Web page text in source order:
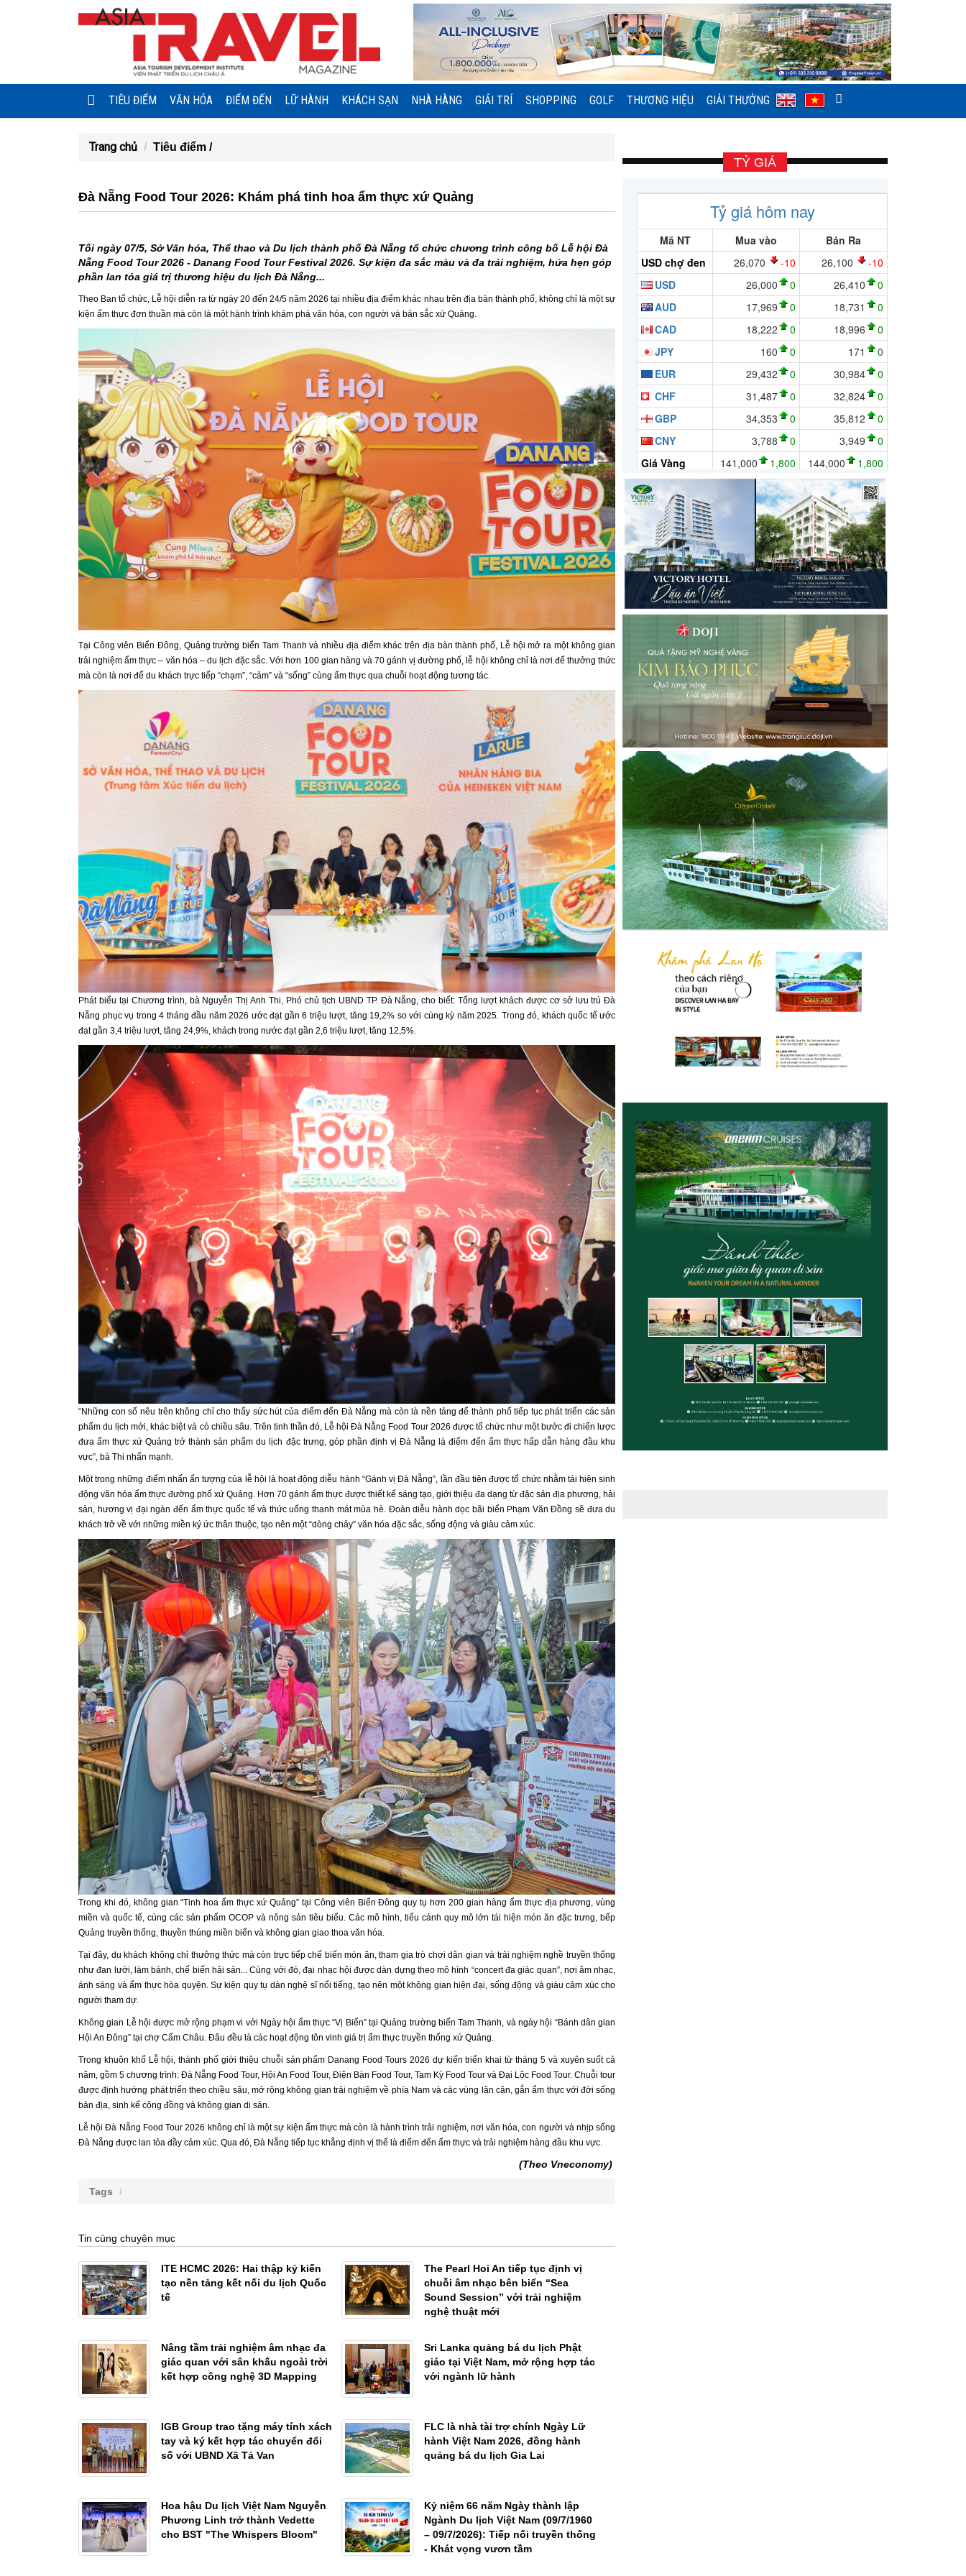
TIÊU ĐIỂM VĂN HÓA ĐIỂM ĐẾN LỮ HÀNH KHÁCH SẠN NHÀ HÀNG GIẢI TRÍ SHOPPING GOLF THƯƠNG HIỆU GIẢI THƯỞNG
Trang chủ Tiêu điểm /
Đà Nẵng Food Tour 2026: Khám phá tinh hoa ẩm thực xứ Quảng
Tối ngày 07/5, Sở Văn hóa, Thể thao và Du lịch thành phố Đà Nẵng tổ chức chương trình công bố Lễ hội Đà
Nẵng Food Tour 2026 - Danang Food Tour Festival 2026. Sự kiện đa sắc màu và đa trải nghiệm, hứa hẹn góp
phần lan tỏa giá trị thương hiệu du lịch Đà Nẵng...
Theo Ban tổ chức, Lễ hội diễn ra từ ngày 20 đến 24/5 năm 2026 tại nhiều địa điểm khác nhau trên địa bàn thành phố, không chỉ là một sự
kiện ẩm thực đơn thuần mà còn là một hành trình khám phá văn hóa, con người và bản sắc xứ Quảng.
Tại Công viên Biển Đông, Quảng trường biển Tam Thanh và nhiều địa điểm khác trên địa bàn thành phố, Lễ hội mở ra một không gian
trải nghiệm ẩm thực – văn hóa – du lịch đặc sắc. Với hơn 100 gian hàng và 70 gánh vị đường phố, lễ hội không chỉ là nơi để thưởng thức
mà còn là nơi để du khách trực tiếp “chạm”, “cảm” và “sống” cùng ẩm thực qua chuỗi hoạt động tương tác.
Phát biểu tại Chương trình, bà Nguyễn Thị Anh Thi, Phó chủ tịch UBND TP. Đà Nẵng, cho biết: Tổng lượt khách được cơ sở lưu trú Đà
Nẵng phục vụ trong 4 tháng đầu năm 2026 ước đạt gần 6 triệu lượt, tăng 19,2% so với cùng kỳ năm 2025. Trong đó, khách quốc tế ước
đạt gần 3,4 triệu lượt, tăng 24,9%, khách trong nước đạt gần 2,6 triệu lượt, tăng 12,5%.
“Những con số nêu trên không chỉ cho thấy sức hút của điểm đến Đà Nẵng mà còn là nền tảng để thành phố tiếp tục phát triển các sản
phẩm du lịch mới, khác biệt và có chiều sâu. Trên tinh thần đó, Lễ hội Đà Nẵng Food Tour 2026 được tổ chức như một bước đi chiến lược
đưa ẩm thực xứ Quảng trở thành sản phẩm du lịch đặc trưng, góp phần định vị Đà Nẵng là điểm đến ẩm thực hấp dẫn hàng đầu khu
vực”, bà Thi nhấn mạnh.
Một trong những điểm nhấn ấn tượng của lễ hội là hoạt động diễu hành “Gánh vị Đà Nẵng”, lần đầu tiên được tổ chức nhằm tái hiện sinh
động văn hóa ẩm thực đường phố xứ Quảng. Hơn 70 gánh ẩm thực được thiết kế sáng tạo, giới thiệu đa dạng từ đặc sản địa phương, hải
sản, hương vị đại ngàn đến ẩm thực quốc tế và thức uống thanh mát mùa hè. Đoàn diễu hành dọc bãi biển Phạm Văn Đồng sẽ đưa du
khách trở về với những miền ký ức thân thuộc, tạo nên một “dòng chảy” văn hóa đặc sắc, sống động và giàu cảm xúc.
Trong khi đó, không gian “Tinh hoa ẩm thực xứ Quảng” tại Công viên Biển Đông quy tụ hơn 200 gian hàng ẩm thực địa phương, vùng
miền và quốc tế, cùng các sản phẩm OCOP và nông sản tiêu biểu. Các mô hình, tiểu cảnh quy mô lớn tái hiện món ăn đặc trưng, bếp
Quảng truyền thống, thuyền thúng miền biển và không gian giao thoa văn hóa.
Tại đây, du khách không chỉ thưởng thức mà còn trực tiếp chế biến món ăn, tham gia trò chơi dân gian và trải nghiệm nghề truyền thống
như đan lưới, làm bánh, chế biến hải sản... Cùng với đó, đại nhạc hội được dàn dựng theo mô hình “concert đa giác quan”, nơi âm nhạc,
ánh sáng và ẩm thực hòa quyện. Sự kiện quy tụ dàn nghệ sĩ nổi tiếng, tạo nên một không gian hiện đại, sống động và giàu cảm xúc cho
người tham dự.
Không gian Lễ hội được mở rộng phạm vi với Ngày hội ẩm thực “Vị Biển” tại Quảng trường biển Tam Thanh, và ngày hội “Bánh dân gian
Hội An Đông” tại chợ Cẩm Châu. Đâu đều là các hoạt động tôn vinh giá trị ẩm thực truyền thống xứ Quảng.
Trong khuôn khổ Lễ hội, thành phố giới thiệu chuỗi sản phẩm Danang Food Tours 2026 dự kiến triển khai từ tháng 5 và xuyên suốt cả
năm, gồm 5 chương trình: Đà Nẵng Food Tour, Hội An Food Tour, Điện Bàn Food Tour, Tam Kỳ Food Tour và Đại Lộc Food Tour. Chuỗi tour
được định hướng phát triển theo chiều sâu, mở rộng không gian trải nghiệm về phía Nam và các vùng lân cận, gắn ẩm thực với đời sống
bản địa, sinh kế cộng đồng và không gian di sản.
Lễ hội Đà Nẵng Food Tour 2026 không chỉ là một sự kiện ẩm thực mà còn là hành trình trải nghiệm, nơi văn hóa, con người và nhịp sống
Đà Nẵng được lan tỏa đầy cảm xúc. Qua đó, Đà Nẵng tiếp tục khẳng định vị thế là điểm đến ẩm thực và trải nghiệm hàng đầu khu vực.
(Theo Vneconomy)
Tags
Tin cùng chuyên mục
ITE HCMC 2026: Hai thập kỷ kiến
tạo nền tảng kết nối du lịch Quốc
tế
The Pearl Hoi An tiếp tục định vị
chuỗi âm nhạc bên biển “Sea
Sound Session” với trải nghiệm
nghệ thuật mới
Nâng tầm trải nghiệm âm nhạc đa
giác quan với sân khấu ngoài trời
kết hợp công nghệ 3D Mapping
Sri Lanka quảng bá du lịch Phật
giáo tại Việt Nam, mở rộng hợp tác
với ngành lữ hành
IGB Group trao tặng máy tính xách
tay và ký kết hợp tác chuyển đổi
số với UBND Xã Tả Van
FLC là nhà tài trợ chính Ngày Lữ
hành Việt Nam 2026, đồng hành
quảng bá du lịch Gia Lai
Hoa hậu Du lịch Việt Nam Nguyễn
Phương Linh trở thành Vedette
cho BST "The Whispers Bloom"
Kỷ niệm 66 năm Ngày thành lập
Ngành Du lịch Việt Nam (09/7/1960
– 09/7/2026): Tiếp nối truyền thống
- Khát vọng vươn tầm
TỶ GIÁ